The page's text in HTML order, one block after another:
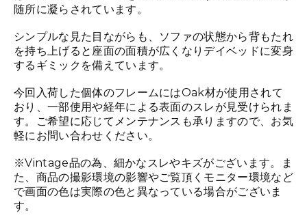
随所に凝らされています。
シンプルな見た目ながらも、ソファの状態から背もたれ
を持ち上げると座面の面積が広くなりデイベッドに変身
するギミックを備えています。
今回入荷した個体のフレームにはOak材が使用されて
おり、一部使用や経年による表面のスレが見受けられま
す。ご希望に応じてメンテナンスも承りますので、お気
軽にお問い合わせください。
※Vintage品の為、細かなスレやキズがございます。ま
た、商品の撮影環境の影響やご覧頂くモニター環境など
で画面の色は実際の色と異なっている場合がございま
す。